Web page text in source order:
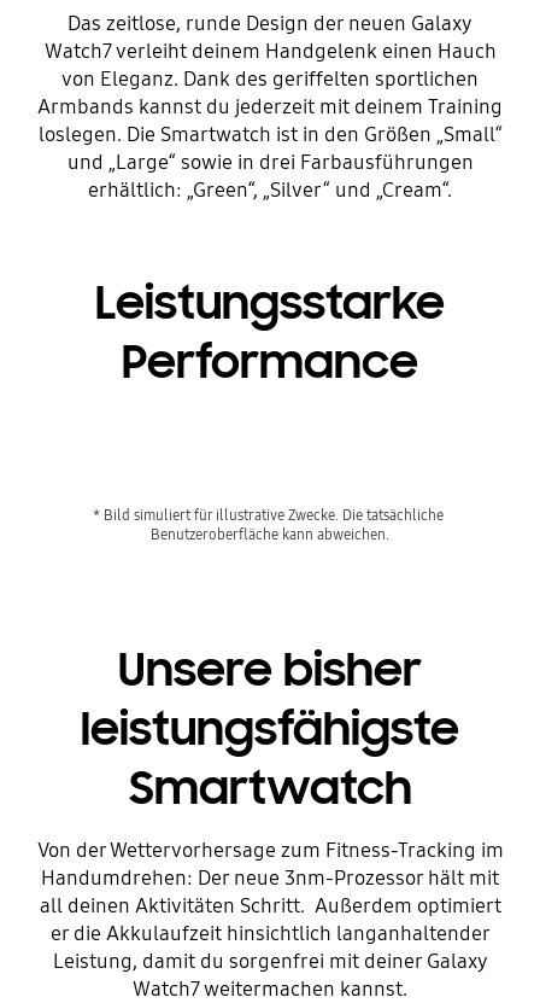
Das zeitlose, runde Design der neuen Galaxy
Watch7 verleiht deinem Handgelenk einen Hauch
von Eleganz. Dank des geriffelten sportlichen
Armbands kannst du jederzeit mit deinem Training
loslegen. Die Smartwatch ist in den Größen „Small“
und „Large“ sowie in drei Farbausführungen
erhältlich: „Green“, „Silver“ und „Cream“.
Leistungsstarke
Performance
* Bild simuliert für illustrative Zwecke. Die tatsächliche
Unsere bisher
leistungsfähigste
Smartwatch
Von der Wettervorhersage zum Fitness-Tracking im
Handumdrehen: Der neue 3nm-Prozessor hält mit
all deinen Aktivitäten Schritt. Außerdem optimiert
er die Akkulaufzeit hinsichtlich langanhaltender
Leistung, damit du sorgenfrei mit deiner Galaxy
Watch7 weitermachen kannst.